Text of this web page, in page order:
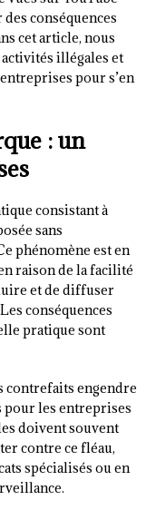
conséquences
cet article, nous
activités illégales et
pour s’en
: un
consistant à
sans
phénomène est en
raison de la facilité
et de diffuser
conséquences
pratique sont
contrefaits engendre
pour les entreprises
doivent souvent
contre ce fléau,
spécialisés ou en